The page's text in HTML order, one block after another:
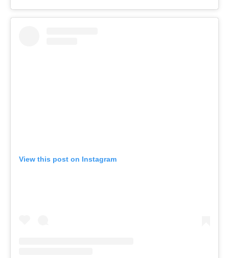
View this post on Instagram